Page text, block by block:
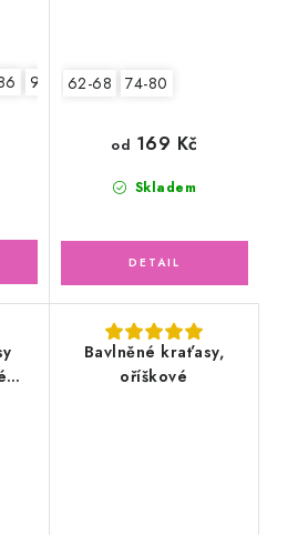
92-9862-68 74-80
Skladem
od 169 Kč
Bavlněné kraťasy,
oříškové